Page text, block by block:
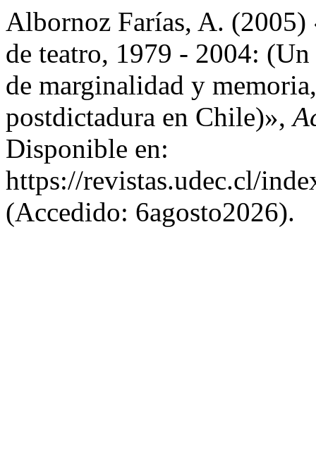
Albornoz Farías, A. (2005)
de teatro, 1979 - 2004:
de marginalidad y
postdictadura en Chile)»,
Disponible en:
https://revistas.udec.cl/
(Accedido: 6agosto2026).